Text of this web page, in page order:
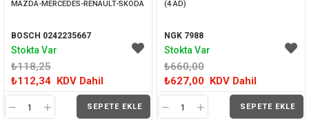
MAZDA-MERCEDES-RENAULT-SKODA
BOSCH 0242235667
₺118,25
₺112,34 KDV Dahil
SEPETE EKLE
Stokta Var
(4 AD)
NGK 7988
₺660,00
₺627,00 KDV Dahil
SEPETE EKLE
Stokta Var